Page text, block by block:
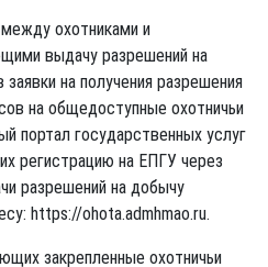
охотниками и
выдачу разрешений на
на получения разрешения
на общедоступные охотничьи
портал государственных услуг
регистрацию на ЕПГУ через
разрешений на добычу
https://ohota.admhmao.ru.
закрепленные охотничьи